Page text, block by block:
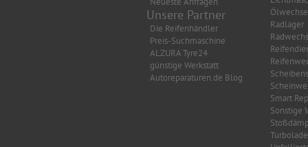
Unsere Partner
Die Reifenhändler
Preis-Suchmaschine
ALZURA Tyre24
günstige Werkstatt
Autoreparaturen.de Blog
Radlager
Smart
Sonstige